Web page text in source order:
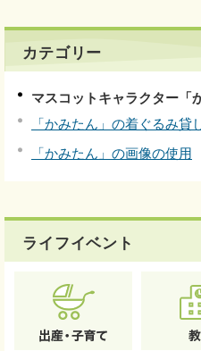
カテゴリー
マスコットキャラクター「
「かみたん」の着ぐるみ貸
「かみたん」の画像の使用
ライフイベント